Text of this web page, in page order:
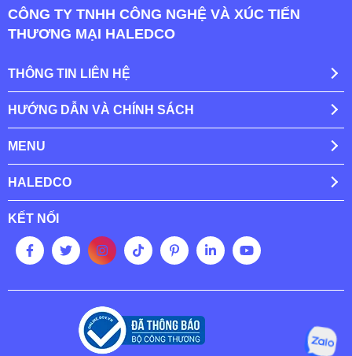
CÔNG TY TNHH CÔNG NGHỆ VÀ XÚC TIẾN
THƯƠNG MẠI HALEDCO
THÔNG TIN LIÊN HỆ
HƯỚNG DẪN VÀ CHÍNH SÁCH
MENU
HALEDCO
KẾT NỐI